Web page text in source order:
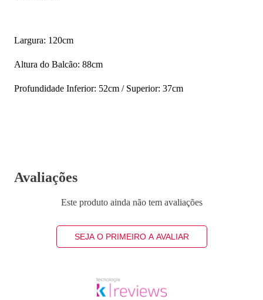
Largura: 120cm
Altura do Balcão: 88cm
Profundidade Inferior: 52cm / Superior: 37cm
Avaliações
Este produto ainda não tem avaliações
SEJA O PRIMEIRO A AVALIAR